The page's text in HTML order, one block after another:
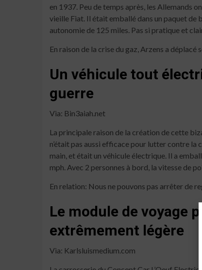
en 1937. Peu de temps après, les Allemands
vieille Fiat. Il était emballé dans un paquet de
autonomie de 125 miles. Pas si pratique et
En raison de la crise du gaz, Arzens a déplacé
Un véhicule tout
guerre
Via: Bin3aiah.net
La principale raison de la création de cette
n’était pas aussi efficace pour lutter contre la
main, et était un véhicule électrique. Il a
mph. Avec 2 personnes à bord, la vitesse de
En relation: Nous ne pouvons pas arrêter de
Le module de voyage
extrêmement légère
Via: Karlsluismedium.com